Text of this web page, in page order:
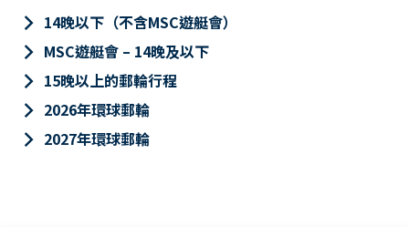
keyboard_arrow_right 14晚以下（不含MSC遊艇會）
keyboard_arrow_right MSC遊艇會 – 14晚及以下
keyboard_arrow_right 15晚以上的郵輪行程
keyboard_arrow_right 2026年環球郵輪
keyboard_arrow_right 2027年環球郵輪